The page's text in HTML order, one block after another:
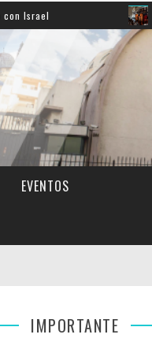
Así
EVENTOS
IMPORTANTE